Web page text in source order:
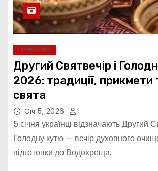
ПРИВІТАННЯ
Другий Святвечір і
2026: традиції, прикмети
свята
Січ 5, 2026
5 січня українці відзначають Другий
Голодну кутю — вечір духовного
підготовки до Водохреща.